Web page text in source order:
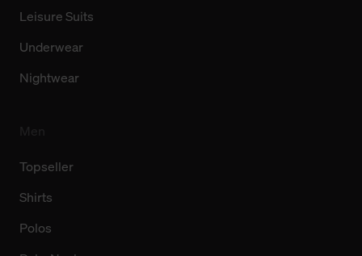
Leisure Suits
Underwear
Nightwear
Topseller
Shirts
Polos